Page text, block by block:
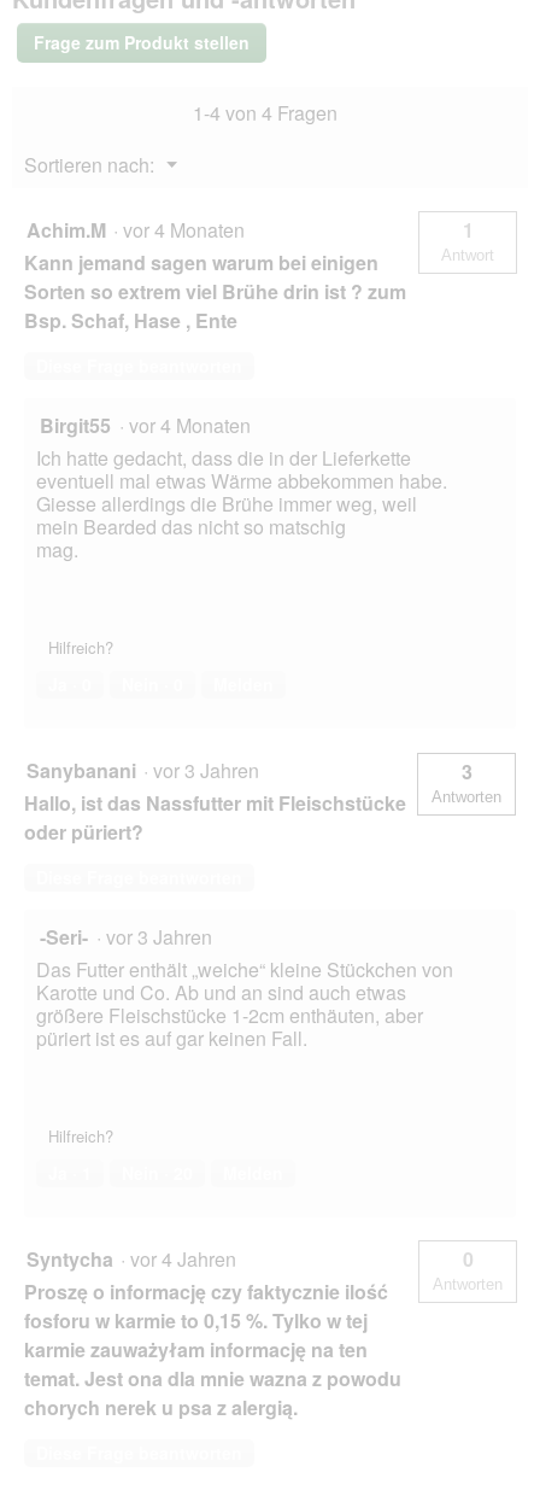
Adult
Wildschwein
mit
Frage zum Produkt stellen
1-4 von 4 Fragen
Sortieren nach:
▼
Menü
Achim.M · vor 4 Monaten
Kann jemand sagen warum bei einigen
Sorten so extrem viel Brühe drin ist ? zum
Bsp. Schaf, Hase , Ente
1
Antwort
Birgit55 · vor 4 Monaten
Ich hatte gedacht, dass die in der Lieferkette
eventuell mal etwas Wärme abbekommen habe.
Giesse allerdings die Brühe immer weg, weil
mein Bearded das nicht so matschig
mag.
Hilfreich?
Sanybanani · vor 3 Jahren
Hallo, ist das Nassfutter mit Fleischstücke
oder püriert?
3
Antworten
-Seri- · vor 3 Jahren
Das Futter enthält „weiche“ kleine Stückchen von
Karotte und Co. Ab und an sind auch etwas
größere Fleischstücke 1-2cm enthäuten, aber
püriert ist es auf gar keinen Fall.
Hilfreich?
Syntycha · vor 4 Jahren
Proszę o informację czy faktycznie ilość
fosforu w karmie to 0,15 %. Tylko w tej
karmie zauważyłam informację na ten
temat. Jest ona dla mnie wazna z powodu
chorych nerek u psa z alergią.
0
Antworten